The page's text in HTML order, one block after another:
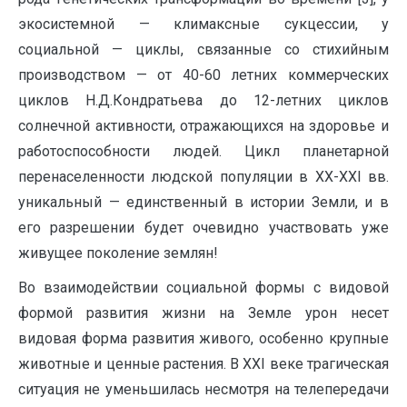
экосистемной — климаксные сукцессии, у
социальной — циклы, связанные со стихийным
производством — от 40-60 летних коммерческих
циклов Н.Д.Кондратьева до 12-летних циклов
солнечной активности, отражающихся на здоровье и
работоспособности людей. Цикл планетарной
перенаселенности людской популяции в XX-XXI вв.
уникальный — единственный в истории Земли, и в
его разрешении будет очевидно участвовать уже
живущее поколение землян!
Во взаимодействии социальной формы с видовой
формой развития жизни на Земле урон несет
видовая форма развития живого, особенно крупные
животные и ценные растения. В XXI веке трагическая
ситуация не уменьшилась несмотря на телепередачи